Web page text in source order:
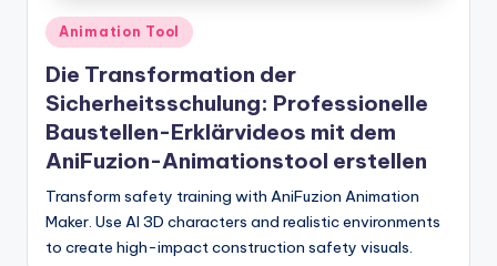
Posted
in
Animation Tool
Die Transformation der
Sicherheitsschulung: Professionelle
Baustellen-Erklärvideos mit dem
AniFuzion-Animationstool erstellen
Transform safety training with AniFuzion Animation
Maker. Use AI 3D characters and realistic environments
to create high-impact construction safety visuals.